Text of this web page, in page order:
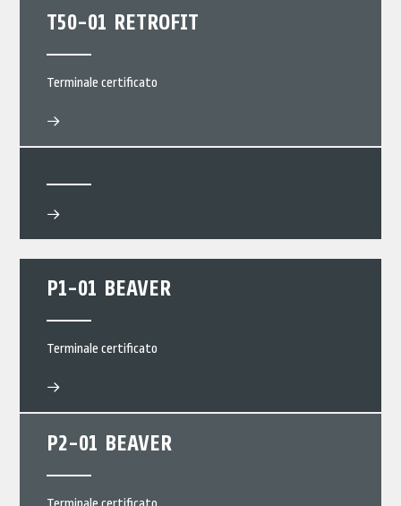
T50-01 RETROFIT
Terminale certificato
P1-01 BEAVER
Terminale certificato
P2-01 BEAVER